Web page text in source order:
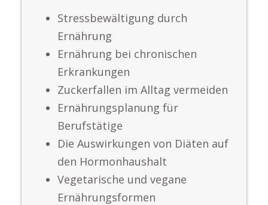
Stressbewältigung durch
Ernährung
Ernährung bei chronischen
Erkrankungen
Zuckerfallen im Alltag vermeiden
Ernährungsplanung für
Berufstätige
Die Auswirkungen von Diäten auf
den Hormonhaushalt
Vegetarische und vegane
Ernährungsformen